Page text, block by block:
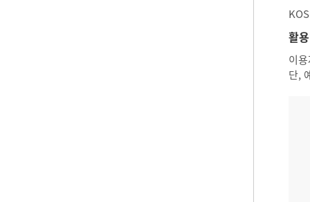
활
이
단,